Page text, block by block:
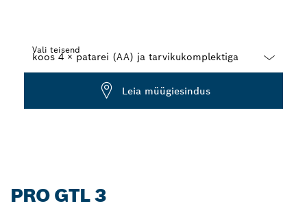
Vali teisend
Leia müügiesindus
PRO GTL 3